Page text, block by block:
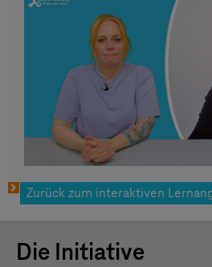
Zurück zum interaktiven
Die Initiative